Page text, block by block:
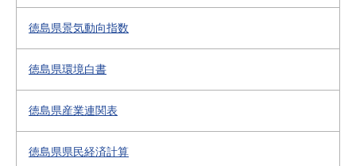
徳島県景気動向指数
徳島県環境白書
徳島県産業連関表
徳島県県民経済計算